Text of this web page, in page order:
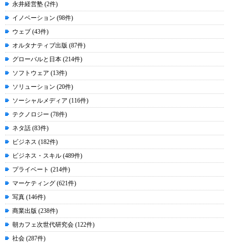
永井経営塾 (2件)
イノベーション (98件)
ウェブ (43件)
オルタナティブ出版 (87件)
グローバルと日本 (214件)
ソフトウェア (13件)
ソリューション (20件)
ソーシャルメディア (116件)
テクノロジー (78件)
ネタ話 (83件)
ビジネス (182件)
ビジネス・スキル (489件)
プライベート (214件)
マーケティング (621件)
写真 (146件)
商業出版 (238件)
朝カフェ次世代研究会 (122件)
社会 (287件)